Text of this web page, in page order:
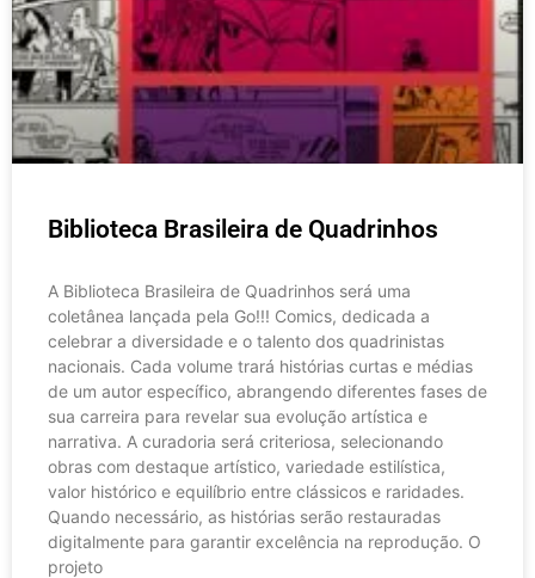
Biblioteca Brasileira de Quadrinhos
A Biblioteca Brasileira de Quadrinhos será uma
coletânea lançada pela Go!!! Comics, dedicada a
celebrar a diversidade e o talento dos quadrinistas
nacionais. Cada volume trará histórias curtas e médias
de um autor específico, abrangendo diferentes fases de
sua carreira para revelar sua evolução artística e
narrativa. A curadoria será criteriosa, selecionando
obras com destaque artístico, variedade estilística,
valor histórico e equilíbrio entre clássicos e raridades.
Quando necessário, as histórias serão restauradas
digitalmente para garantir excelência na reprodução. O
projeto